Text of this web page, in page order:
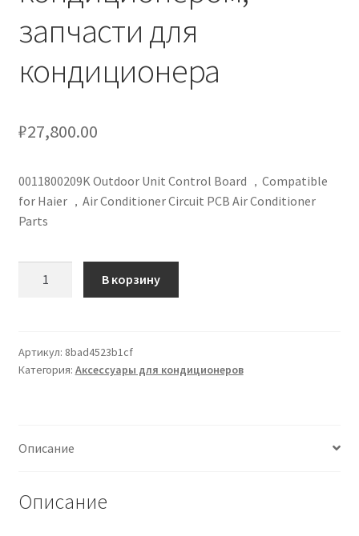
кондиционирования
Сервисное обслуживание кондиционеров
кондиционеров
запчасти для
кондиционера
₽27,800.00
0011800209K Outdoor Unit Control Board ，Compatible
for Haier ，Air Conditioner Circuit PCB Air Conditioner
Parts
управления
наружного
Haier,
кондиционером,
В корзину
Артикул: 8bad4523b1cf
Категория: Аксессуары для кондиционеров
Описание
Описание